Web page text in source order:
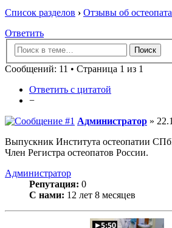
Список разделов › Отзывы об
Ответить
Сообщений: 11 • Страница 1 из 1
Ответить с цитатой
−
Администратор »
Выпускник Института остеопатии
Член Регистра остеопатов России.
Администратор
Репутация: 0
С нами: 12 лет 8 месяцев